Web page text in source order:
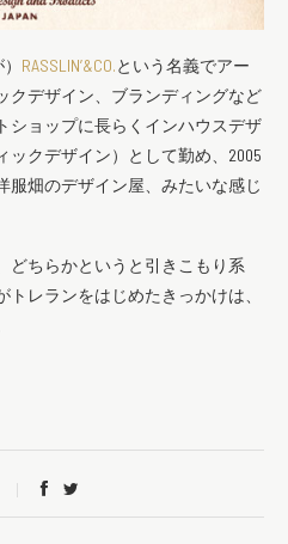
RASSLIN’&CO.という名義でアー
クデザイン、ブランディングなど
ショップに長らくインハウスデザ
ックデザイン）として勤め、2005
服畑のデザイン屋、みたいな感じ
どちらかというと引きこもり系
トレランをはじめたきっかけは、